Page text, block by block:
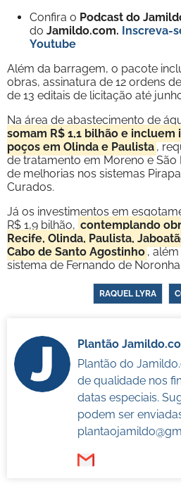
Confira o Podcast do
do Jamildo.com. Inscreva-
Youtube
Além da barragem, o pacote
obras, assinatura de 12 ordens
de 13 editais de licitação até
Na área de abastecimento de
somam R$ 1,1 bilhão e
poços em Olinda e Paulista,
de tratamento em Moreno e
de melhorias nos sistemas
Curados.
Já os investimentos em
R$ 1,9 bilhão, contemplando
Recife, Olinda, Paulista,
Cabo de Santo Agostinho,
sistema de Fernando de Noronha.
RAQUEL LYRA
Plantão
Plantão do
de qualidade nos
datas especiais.
podem ser